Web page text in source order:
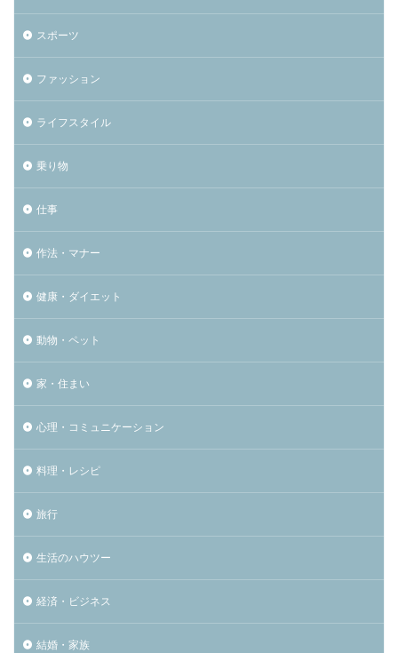
スポーツ
ファッション
ライフスタイル
乗り物
仕事
作法・マナー
健康・ダイエット
動物・ペット
家・住まい
心理・コミュニケーション
料理・レシピ
旅行
生活のハウツー
経済・ビジネス
結婚・家族